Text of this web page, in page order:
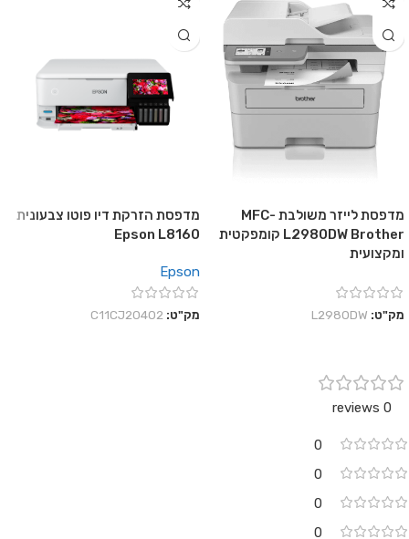
מדפסת לייזר משולבת MFC-
L2980DW Brother קומפקטית
ומקצועית
מק"ט: L2980DW
מדפסת הזרקת דיו פוטו צבעונית
Epson L8160
Epson
מק"ט: C11CJ20402
0 reviews
0
0
0
0